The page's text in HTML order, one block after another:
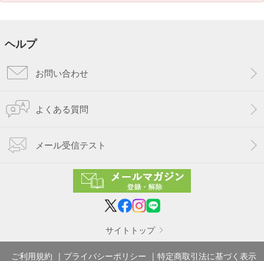
ヘルプ
お問い合わせ
よくある質問
メール受信テスト
サイトトップ
ご利用規約 プライバシーポリシー 特定商取引法に基づく表示